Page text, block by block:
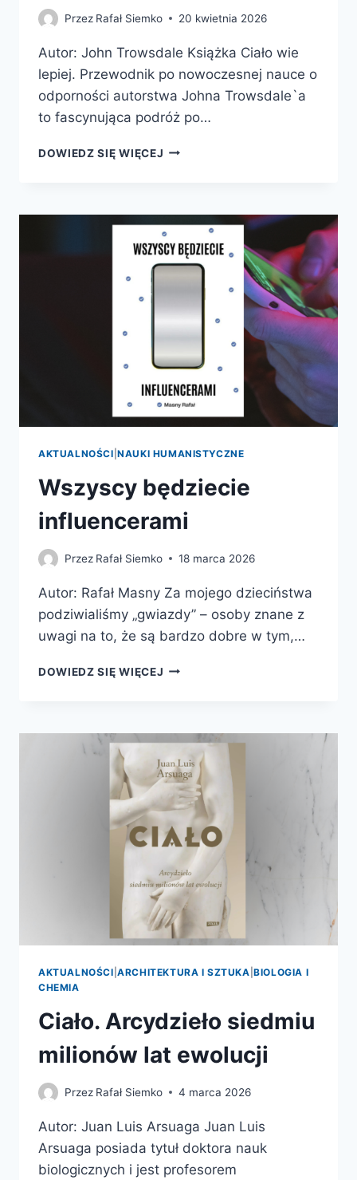
Przez Rafał Siemko 20 kwietnia 2026
Autor: John Trowsdale Książka Ciało wie
lepiej. Przewodnik po nowoczesnej nauce o
odporności autorstwa Johna Trowsdale`a
to fascynująca podróż po…
DOWIEDZ SIĘ WIĘCEJ CIAŁO
PO
NOWOCZESNEJ
NAUCE
O
AKTUALNOŚCI |NAUKI HUMANISTYCZNE
Wszyscy będziecie
influencerami
Przez Rafał Siemko 18 marca 2026
Autor: Rafał Masny Za mojego dzieciństwa
podziwialiśmy „gwiazdy” – osoby znane z
uwagi na to, że są bardzo dobre w tym,…
DOWIEDZ SIĘ WIĘCEJ WSZYSCY
AKTUALNOŚCI |ARCHITEKTURA I SZTUKA |BIOLOGIA I
CHEMIA
Ciało. Arcydzieło siedmiu
milionów lat ewolucji
Przez Rafał Siemko 4 marca 2026
Autor: Juan Luis Arsuaga Juan Luis
Arsuaga posiada tytuł doktora nauk
biologicznych i jest profesorem